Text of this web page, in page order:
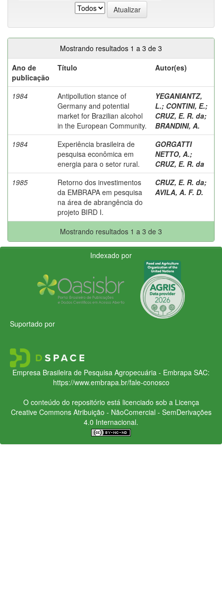
Mostrando resultados 1 a 3 de 3
Ano de
publicação
Título Autor(es)
1984
Antipollution stance of
Germany and potential
market for Brazilian alcohol
in the European Community.
YEGANIANTZ,
L.; CONTINI, E.;
CRUZ, E. R. da;
BRANDINI, A.
1984
Experiência brasileira de
pesquisa econômica em
energia para o setor rural.
GORGATTI
NETTO, A.;
CRUZ, E. R. da
1985
Retorno dos investimentos
da EMBRAPA em pesquisa
na área de abrangência do
projeto BIRD I.
CRUZ, E. R. da;
AVILA, A. F. D.
Mostrando resultados 1 a 3 de 3
Indexado por
Suportado por
Empresa Brasileira de Pesquisa Agropecuária - Embrapa SAC:
https://www.embrapa.br/fale-conosco
O conteúdo do repositório está licenciado sob a Licença
Creative CommonsAtribuição - NãoComercial - SemDerivações
4.0 Internacional.